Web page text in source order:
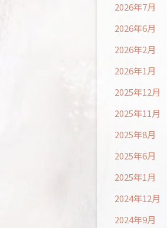
2026年7月
2026年6月
2026年2月
2026年1月
2025年12月
2025年11月
2025年8月
2025年6月
2025年1月
2024年12月
2024年9月